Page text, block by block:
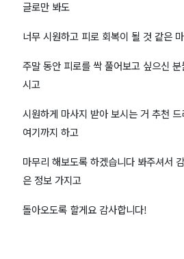
글로만 봐도
너무 시원하고 피로 회복이 될 것 같은
주말 동안 피로를 싹 풀어보고 싶으신
시고
시원하게 마사지 받아 보시는 거 추천
여기까지 하고
마무리 해보도록 하겠습니다 봐주셔서
은 정보 가지고
돌아오도록 할게요 감사합니다!